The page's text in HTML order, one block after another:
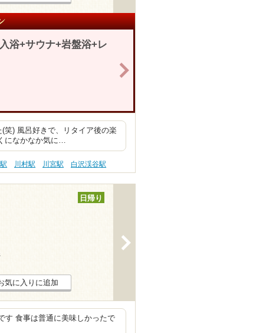
浴+サウナ+岩盤浴+レ
笑) 風呂好きで、リタイア後の楽
になかなか気に…
川村駅 川宮駅 白沢渓谷駅
日帰り
気に入りに追加
す 食事は普通に美味しかったで